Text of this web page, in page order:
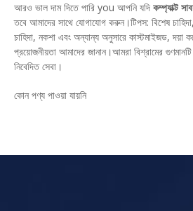
আরও ভাল দাম দিতে পারি you আপনি যদি কম্প্যাক্ট
তবে আমাদের সাথে যোগাযোগ করুন।টিপস: বিশেষ
চাহিদা, নকশা এবং অন্যান্য অনুসারে কাস্টমাইজড,
প্রয়োজনীয়তা আমাদের জানান।আমরা বিশ্রামের
নিবেদিত সেবা।
কোন পণ্য পাওয়া যায়নি